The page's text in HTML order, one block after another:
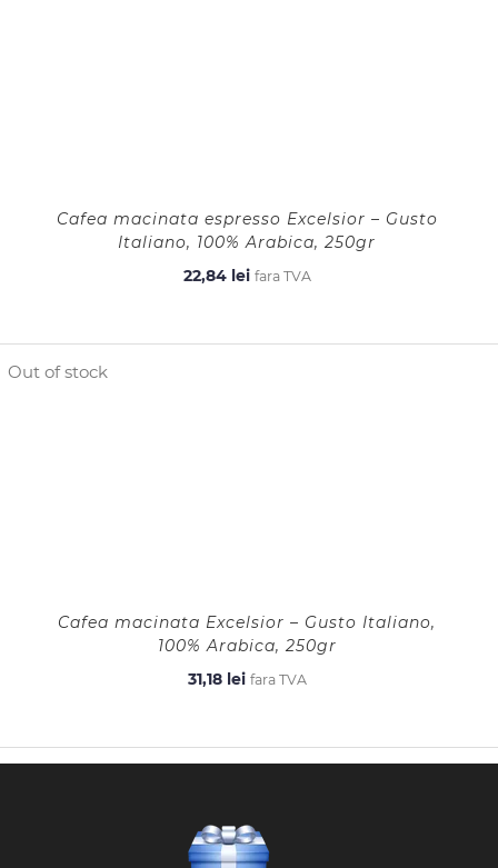
Cafea macinata espresso Excelsior – Gusto
Italiano, 100% Arabica, 250gr
22,84 lei fara TVA
Out of stock
Cafea macinata Excelsior – Gusto Italiano,
100% Arabica, 250gr
31,18 lei fara TVA